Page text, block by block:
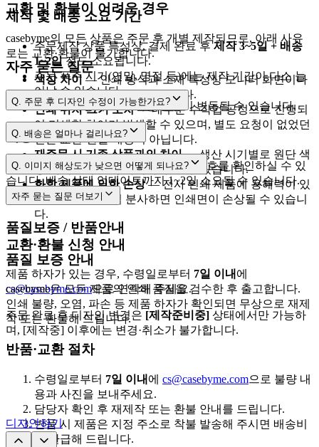
교환 및 환불이 어려운 경우
casebyme의 모든 상품은 주문 후 개별 제작되므로, 아래 사유
로는 교환·환불이 불가합니다.
색상 차이 — 인쇄 방식과 소재 특성상 모니터 화면이나
출력물과 차이가 날 수 있습니다.
인쇄 위치·크기 오차— 대부분 수작업 공정으로 진행되
어 미세한 차이가 발생할 수 있으며, 별도 요청이 없었던
건은 교환·환불 대상이 아닙니다.
재주문 시 기존 상품과의 차이— 생산 시기별로 원단 색
상·사이즈에 소폭 차이가 있을 수 있습니다.
화학 제품에 의한 손상— 전사 인쇄 제품에 용해력이 있
는 향수 등을 직접 분사하면 인쇄면이 손상될 수 있습니
다.
교환·환불 신청 안내
제품 하자가 있는 경우, 수령일로부터 7일 이내 에
cs@casebyme.com으로 연락해 주세요.
주문 완료 후 디자인 변경은 [제작준비중] 상태에서만 가능하
며, [제작중] 이후에는 변경·취소가 불가합니다.
제작 및 배송 소요 기간
주문제작 상품 특성상, 결제 완료 후제작 3~5일 + 배송
1~2일정도 소요됩니다.
주문 폭주 시기(연말, 명절 등)에는 제작 기간이 다소 늘
어날 수 있습니다.
택배사 사정에 따라 배송 일정이 변동될 수 있습니다.
배송 조회
[마이페이지 → 주문내역]에서 운송장 번호를 확인하실 수 있
습니다. 배송 상태 업데이트까지 1~2일 소요될 수 있습니다.
자주 묻는 질문
Q. 주문 후 디자인 수정이 가능한가요?
[제작준비중]
cs@casebyme.com
Q. 배송은 얼마나 걸리나요?
3~5영업일 1~2영업일
Q. 이미지 해상도가 낮으면 어떻게 되나요?
2,500px 이상
자주 묻는 질문 더보기
품질보증 / 반품안내
품질 보증 안내
casebyme은 모든 제품의 인쇄 품질을 검수한 후 출고합니다.
인쇄 불량, 오염, 파손 등 제품 하자가 확인되면 무상으로 재제
작 또는 환불해 드립니다.
반품·교환 절차
수령일로부터 7일 이내 에 cs@casebyme.com으로 불량 내
용과 사진을 보내주세요.
담당자 확인 후 재제작 또는 환불 안내를 드립니다.
반품 시 제품은 지정 주소로 착불 발송해 주시면 배송비
를 환급해 드립니다.
디자인하기